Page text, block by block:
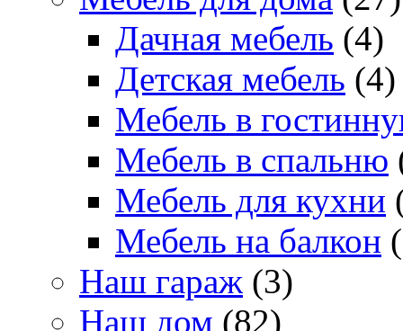
Дачная мебель (4)
Детская мебель (4)
Мебель в
Мебель в спальню
Мебель для кухни
Мебель на балкон
Наш гараж (3)
Наш дом (82)